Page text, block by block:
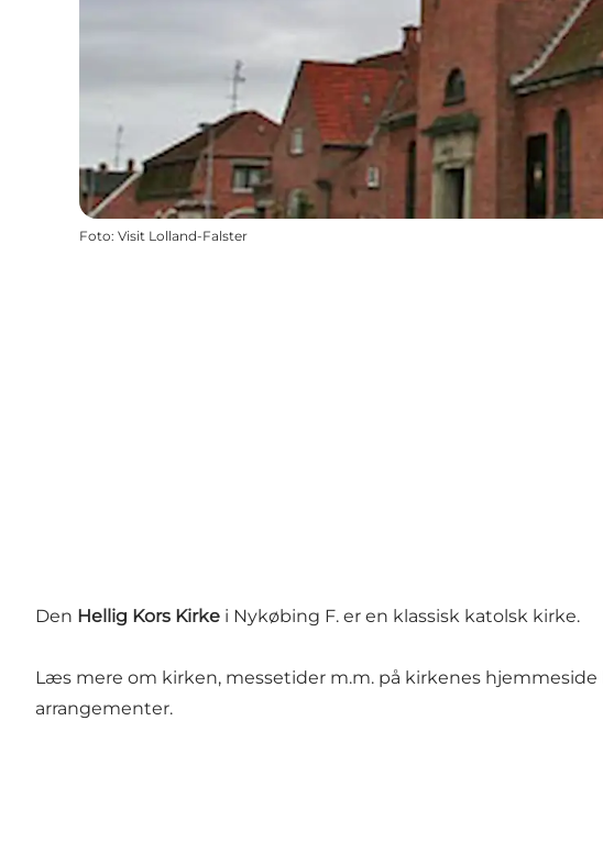
Foto: Visit Lolland-Falster
Den Hellig Kors Kirke i Nykøbing F. er en klassisk katolsk kirke.
Læs mere om kirken, messetider m.m. på kirkenes hjemmeside
arrangementer.